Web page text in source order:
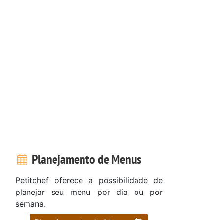
Planejamento de Menus
Petitchef oferece a possibilidade de
planejar seu menu por dia ou por
semana.